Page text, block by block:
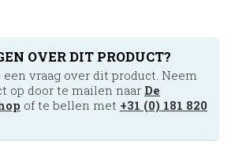
OVER DIT PRODUCT?
een vraag over dit product. Neem
op door te mailen naar De
of te bellen met +31 (0) 181 820